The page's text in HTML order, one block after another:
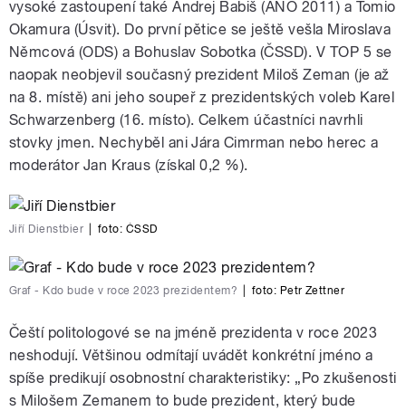
vysoké zastoupení také Andrej Babiš (ANO 2011) a Tomio
Okamura (Úsvit). Do první pětice se ještě vešla Miroslava
Němcová (ODS) a Bohuslav Sobotka (ČSSD). V TOP 5 se
naopak neobjevil současný prezident Miloš Zeman (je až
na 8. místě) ani jeho soupeř z prezidentských voleb Karel
Schwarzenberg (16. místo). Celkem účastníci navrhli
stovky jmen. Nechyběl ani Jára Cimrman nebo herec a
moderátor Jan Kraus (získal 0,2 %).
Jiří Dienstbier foto: ČSSD
Graf - Kdo bude v roce 2023 prezidentem? foto: Petr Zettner
Čeští politologové se na jméně prezidenta v roce 2023
neshodují. Většinou odmítají uvádět konkrétní jméno a
spíše predikují osobnostní charakteristiky: „Po zkušenosti
s Milošem Zemanem to bude prezident, který bude